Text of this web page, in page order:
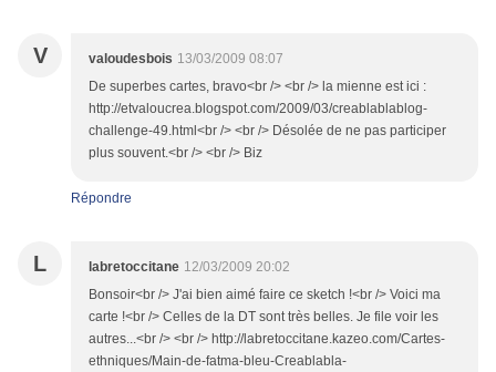
V valoudesbois 13/03/2009 08:07
De superbes cartes, bravo<br /> <br /> la mienne est ici :
http://etvaloucrea.blogspot.com/2009/03/creablablablog-
challenge-49.html<br /> <br /> Désolée de ne pas participer
plus souvent.<br /> <br /> Biz
Répondre
L labretoccitane 12/03/2009 20:02
Bonsoir<br /> J'ai bien aimé faire ce sketch !<br /> Voici ma
carte !<br /> Celles de la DT sont très belles. Je file voir les
autres...<br /> <br /> http://labretoccitane.kazeo.com/Cartes-
ethniques/Main-de-fatma-bleu-Creablabla-